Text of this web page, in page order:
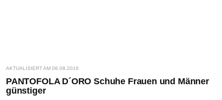
AKTUALISIERT AM 06.08.2016
PANTOFOLA D´ORO Schuhe Frauen und Männer
günstiger